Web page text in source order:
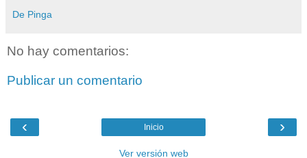
De Pinga
No hay comentarios:
Publicar un comentario
‹ ›
Inicio
Ver versión web